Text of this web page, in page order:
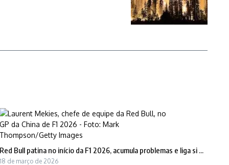
Red Bull patina no início da F1 2026, acumula problemas e liga si ...
18 de março de 2026